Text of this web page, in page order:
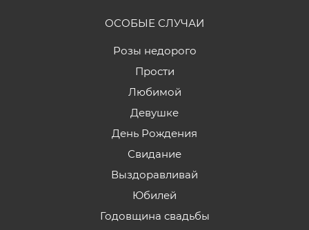
ОСОБЫЕ СЛУЧАИ
Розы недорого
Прости
Любимой
Девушке
День Рождения
Свидание
Выздоравливай
Юбилей
Годовщина свадьбы